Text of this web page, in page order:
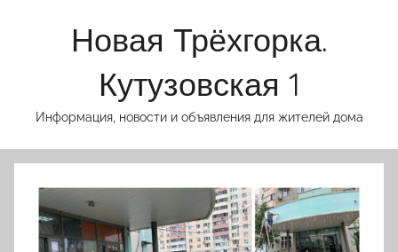
Новая Трёхгорка.
Кутузовская 1
Информация, новости и объявления для жителей дома